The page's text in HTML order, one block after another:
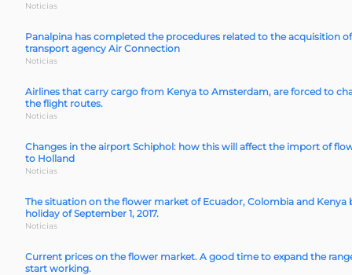
Noticias
Panalpina has completed the procedures related to the acquisition
transport agency Air Connection
Noticias
Airlines that carry cargo from Kenya to Amsterdam, are forced to
the flight routes.
Noticias
Changes in the airport Schiphol: how this will affect the import of
to Holland
Noticias
The situation on the flower market of Ecuador, Colombia and Kenya
holiday of September 1, 2017.
Noticias
Current prices on the flower market. A good time to expand the
start working.